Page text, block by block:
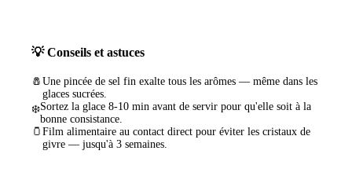
💡 Conseils et astuces
🧂 Une pincée de sel fin exalte tous les arômes — même dans les
glaces sucrées.
❄️Sortez la glace 8-10 min avant de servir pour qu'elle soit à la
bonne consistance.
🫙 Film alimentaire au contact direct pour éviter les cristaux de
givre — jusqu'à 3 semaines.